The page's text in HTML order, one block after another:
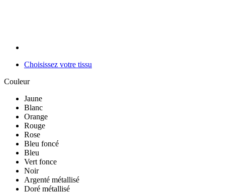
Choisissez votre tissu
Couleur
Jaune
Blanc
Orange
Rouge
Rose
Bleu foncé
Bleu
Vert fonce
Noir
Argenté métallisé
Doré métallisé